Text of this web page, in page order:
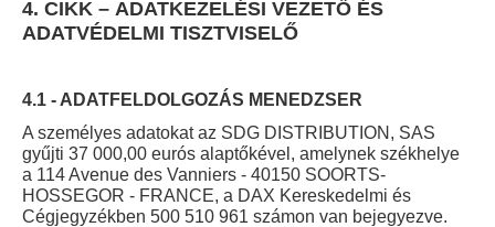
4. CIKK – ADATKEZELÉSI VEZETŐ ÉS
ADATVÉDELMI TISZTVISELŐ
4.1 - ADATFELDOLGOZÁS MENEDZSER
A személyes adatokat az SDG DISTRIBUTION, SAS
gyűjti 37 000,00 eurós alaptőkével, amelynek székhelye
a 114 Avenue des Vanniers - 40150 SOORTS-
HOSSEGOR - FRANCE, a DAX Kereskedelmi és
Cégjegyzékben 500 510 961 számon van bejegyezve.